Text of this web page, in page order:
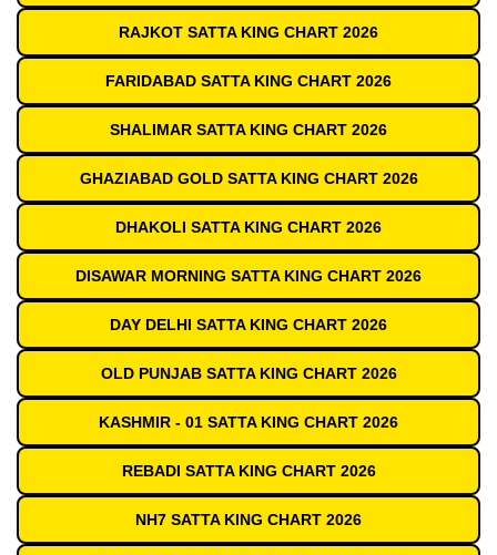
RAJKOT SATTA KING CHART 2026
FARIDABAD SATTA KING CHART 2026
SHALIMAR SATTA KING CHART 2026
GHAZIABAD GOLD SATTA KING CHART 2026
DHAKOLI SATTA KING CHART 2026
DISAWAR MORNING SATTA KING CHART 2026
DAY DELHI SATTA KING CHART 2026
OLD PUNJAB SATTA KING CHART 2026
KASHMIR - 01 SATTA KING CHART 2026
REBADI SATTA KING CHART 2026
NH7 SATTA KING CHART 2026